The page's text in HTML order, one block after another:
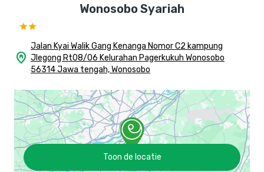
Wonosobo Syariah
home_pin
Jalan Kyai Walik Gang Kenanga Nomor C2 kampung
Jlegong Rt08/06 Kelurahan Pagerkukuh Wonosobo
56314 Jawa tengah, Wonosobo
Toon de locatie